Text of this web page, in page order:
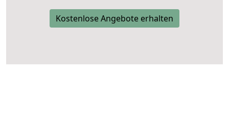
Kostenlose Angebote erhalten